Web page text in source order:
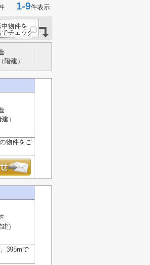
1-9件表示
中物件を
でチェック
階建）
）
物件をご
）
395mで